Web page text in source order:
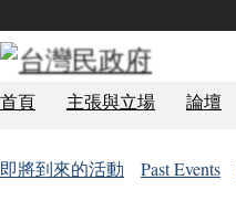
首頁 主張與立場 論壇
即將到來的活動 Past Events